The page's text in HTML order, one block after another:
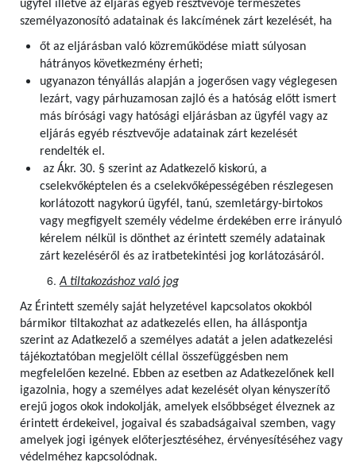
ügyfél illetve az eljárás egyéb résztvevője természetes
személyazonosító adatainak és lakcímének zárt kezelését, ha
őt az eljárásban való közreműködése miatt súlyosan
hátrányos következmény érheti;
ugyanazon tényállás alapján a jogerősen vagy véglegesen
lezárt, vagy párhuzamosan zajló és a hatóság előtt ismert
más bírósági vagy hatósági eljárásban az ügyfél vagy az
eljárás egyéb résztvevője adatainak zárt kezelését
rendelték el.
az Ákr. 30. § szerint az Adatkezelő kiskorú, a
cselekvőképtelen és a cselekvőképességében részlegesen
korlátozott nagykorú ügyfél, tanú, szemletárgy-birtokos
vagy megfigyelt személy védelme érdekében erre irányuló
kérelem nélkül is dönthet az érintett személy adatainak
zárt kezeléséről és az iratbetekintési jog korlátozásáról.
A tiltakozáshoz való jog
Az Érintett személy saját helyzetével kapcsolatos okokból
bármikor tiltakozhat az adatkezelés ellen, ha álláspontja
szerint az Adatkezelő a személyes adatát a jelen adatkezelési
tájékoztatóban megjelölt céllal összefüggésben nem
megfelelően kezelné. Ebben az esetben az Adatkezelőnek kell
igazolnia, hogy a személyes adat kezelését olyan kényszerítő
erejű jogos okok indokolják, amelyek elsőbbséget élveznek az
érintett érdekeivel, jogaival és szabadságaival szemben, vagy
amelyek jogi igények előterjesztéséhez, érvényesítéséhez vagy
védelméhez kapcsolódnak.